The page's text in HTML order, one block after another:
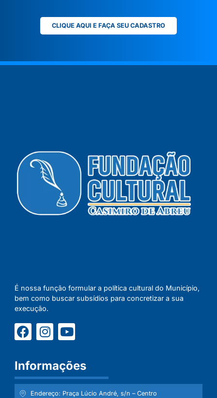
CLIQUE AQUI E FAÇA SEU CADASTRO
É nossa função formular a política cultural do Município,
bem como buscar subsídios para concretizar a sua
execução.
Informações
Endereço: Praça Lúcio André, s/n – Centro